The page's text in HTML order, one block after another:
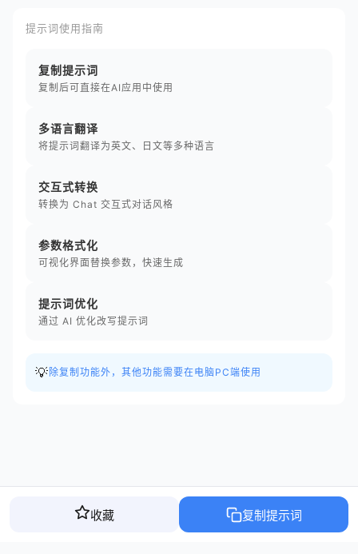
提示词使用指南
复制提示词
复制后可直接在AI应用中使用
多语言翻译
将提示词翻译为英文、日文等多种语言
交互式转换
转换为 Chat 交互式对话风格
参数格式化
可视化界面替换参数，快速生成
提示词优化
通过 AI 优化改写提示词
💡 除复制功能外，其他功能需要在电脑PC端使用
收藏 复制提示词